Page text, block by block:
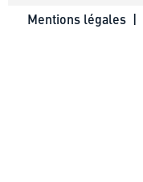
Mentions légales